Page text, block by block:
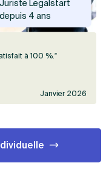
Juriste Legalstart
depuis 4 ans
à 100 %.”
Janvier 2026